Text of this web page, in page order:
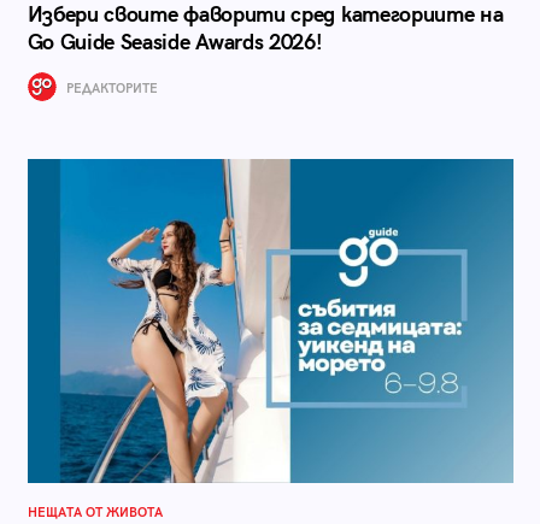
Избери своите фаворити сред категориите на
Go Guide Seaside Awards 2026!
РЕДАКТОРИТЕ
НЕЩАТА ОТ ЖИВОТА